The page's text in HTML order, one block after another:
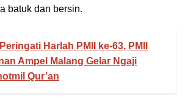
batuk dan bersin.
Peringati Harlah PMII ke-63, PMII
Ampel Malang Gelar Ngaji
Qur’an